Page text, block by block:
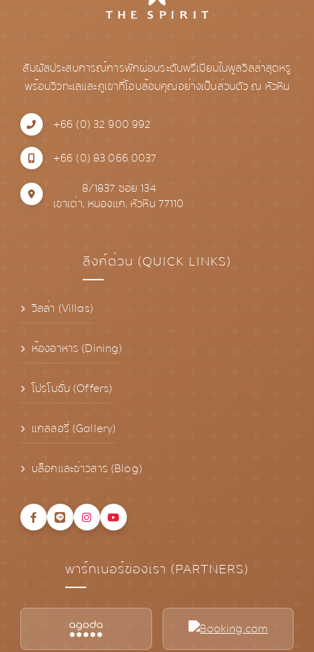
สัมผัสประสบการณ์การพักผ่อนระดับพรีเมียมในพูลวิลล่าสุดหรู
พร้อมวิวทะเลและภูเขาที่โอบล้อมคุณอย่างเป็นส่วนตัว ณ หัวหิน
+66 (0) 32 900 992
+66 (0) 83 066 0037
8/1837 ซอย 134
เขาเต่า, หนองแก, หัวหิน 77110
ลิงก์ด่วน (QUICK LINKS)
วิลล่า (Villas)
ห้องอาหาร (Dining)
โปรโมชั่น (Offers)
แกลลอรี่ (Gallery)
บล็อกและข่าวสาร (Blog)
พาร์ทเนอร์ของเรา (PARTNERS)